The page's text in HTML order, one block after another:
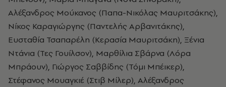
Αλέξανδρος Μούκανος (Παπα-Νικόλας Μαυριτσάκης),
Νίκος Καραγιώργης (Παντελής Αρβανιτάκης),
Ευσταθία Τσαπαρέλη (Κερασία Μαυριτσάκη), Ξένια
Ντάνια (Τες Γουίλσον), Μαρθίλια Σβάρνα (Λόρα
Μπράουν), Γιώργος Σαββίδης (Τόμι Μπέικερ),
Στέφανος Μουαγκιέ (Στιβ Μίλερ), Αλέξανδρος